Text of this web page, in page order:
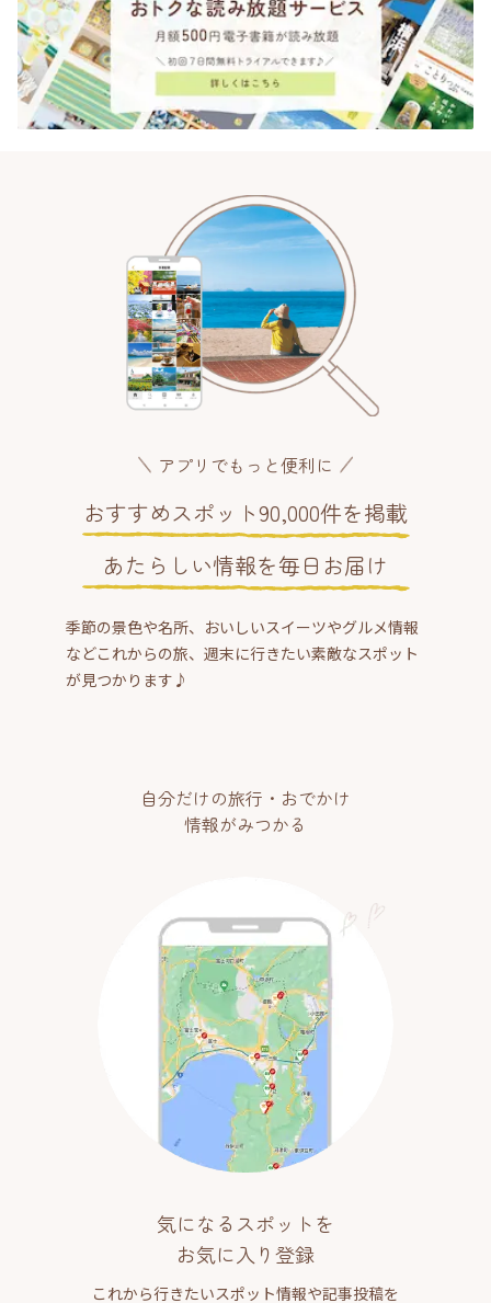
アプリでもっと便利に
おすすめスポット90,000件を掲載
あたらしい情報を毎日お届け
季節の景色や名所、おいしいスイーツやグルメ情報
などこれからの旅、週末に行きたい素敵なスポット
が見つかります♪
自分だけの旅行・おでかけ
情報がみつかる
気になるスポットを
お気に入り登録
これから行きたいスポット情報や記事投稿を